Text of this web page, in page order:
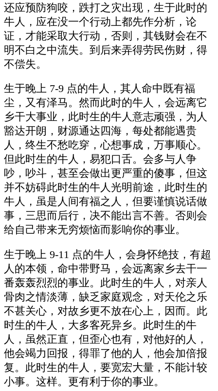
还应预防狗咬，跌打之灾出现，生于此时的
牛人，应在没一个行动上都先作分析，论
证，才能采取大行动，否则，其钱财会在不
明不白之中流失。到后来弄得劳民伤财，得
不偿失。
生于晚上 7-9 点的牛人，其人命中既有福
尘，又有泽马。然而此时的牛人，会远离它
乡干大事业，此时生的牛人意志顽强，为人
豁达开朗，财源通达四海，每处都能遇贵
人，终生不愁吃穿，心想事成，万事顺心。
但此时生的牛人，易犯口舌。会多与人争
吵，吵斗，甚至会做出更严重的傻事，但这
并不妨碍此时生的牛人光明前途，此时生的
牛人，虽是人间有福之人，但要谨慎说话做
事，三思而后行，决不能出言不善。否则会
给自己带来无穷烦恼而影响你的事业。
生于晚上 9-11 点的牛人，会身怀绝技，有超
人的本领，命中带野马，会远离家乡去干一
番轰轰烈烈的事业。此时生的牛人，对亲人
骨肉之情淡薄，缺乏家庭观念，对天伦之乐
不甚关心，对故乡更不放在心上，因而。此
时生的牛人，大多客死异乡。此时生的牛
人，虽然正直，但歪心也有，对他好的人，
他会竭力回报，得罪了他的人，他会加倍报
复。此时生的牛人，要宽宏大量，不能计较
小事。这样。更有利于你的事业。